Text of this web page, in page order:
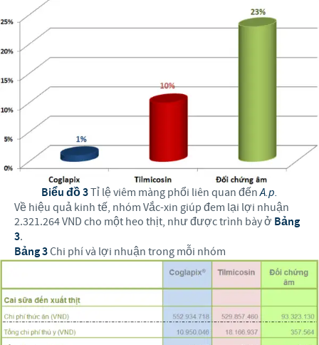
Biểu đồ 3Tỉ lệ viêm màng phổi liên quan đếnA.p.
Về hiệu quả kinh tế, nhóm Vắc-xin giúp đem lại lợi nhuận
2.321.264 VND cho một heo thịt, như được trình bày ở Bảng
3.
Bảng 3Chi phí và lợi nhuận trong mỗi nhóm